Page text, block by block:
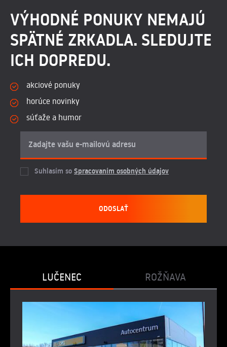
VÝHODNÉ PONUKY NEMAJÚ
SPÄTNÉ ZRKADLA. SLEDUJTE
ICH DOPREDU.
akciové ponuky
horúce novinky
súťaže a humor
Suhlasím so Spracovaním osobných údajov
ODOSLAŤ
LUČENEC ROŽŇAVA